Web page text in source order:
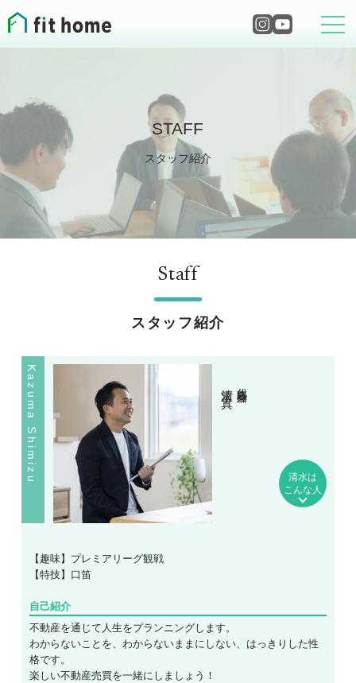
STAFF
スタッフ紹介
Staff
スタッフ紹介
Kazuma Shimizu
清水は
こんな人
【趣味】プレミアリーグ観戦
【特技】口笛
自己紹介
不動産を通じて人生をプランニングします。
わからないことを、わからないままにしない、はっきりした性
格です。
楽しい不動産売買を一緒にしましょう！